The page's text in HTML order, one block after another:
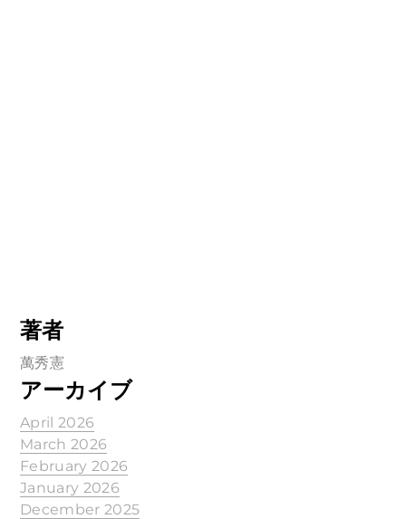
著者
萬秀憲
アーカイブ
April 2026
March 2026
February 2026
January 2026
December 2025